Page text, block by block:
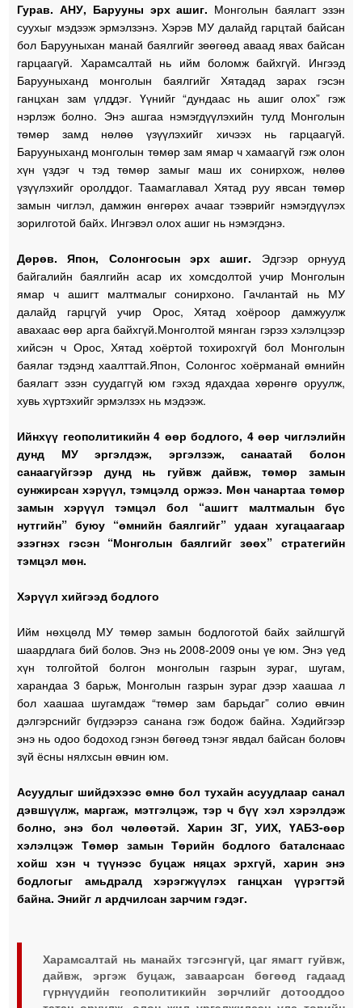
Гурав. АНУ, Барууны эрх ашиг. Монголын баялагт эзэн
суухыг мэдээж эрмэлзэнэ. Хэрэв МУ далайд гарцтай байсан
бол Барууныхан манай баялгийг зөөгөөд аваад явах байсан
гарцаагүй. Харамсалтай нь ийм боломж байхгүй. Ингээд
Барууныханд монголын баялгийг Хятадад зарах гэсэн
ганцхан зам үлддэг. Үүнийг “дундаас нь ашиг олох” гэж
нэрлэж болно. Энэ ашгаа нэмэгдүүлэхийн тулд Монголын
төмөр замд нөлөө үзүүлэхийг хичээх нь гарцаагүй.
Барууныханд монголын төмөр зам ямар ч хамаагүй гэж олон
хүн үздэг ч тэд төмөр замыг маш их сонирхож, нөлөө
үзүүлэхийг оролддог. Таамаглавал Хятад руу явсан төмөр
замын чиглэл, дамжин өнгөрөх ачааг тээврийг нэмэгдүүлэх
зорилготой байх. Ингэвэл олох ашиг нь нэмэгдэнэ.
Дөрөв. Япон, Солонгосын эрх ашиг. Эдгээр орнууд
байгалийн баялгийн асар их хомсдолтой учир Монголын
ямар ч ашигт малтмалыг сонирхоно. Гачлантай нь МУ
далайд гарцгүй учир Орос, Хятад хоёроор дамжуулж
авахаас өөр арга байхгүй.Монголтой мянган гэрээ хэлэлцээр
хийсэн ч Орос, Хятад хоёртой тохирохгүй бол Монголын
баялаг тэдэнд хаалттай.Япон, Солонгос хоёрманай өмнийн
баялагт эзэн суудаггүй юм гэхэд ядахдаа хөрөнгө оруулж,
хувь хүртэхийг эрмэлзэх нь мэдээж.
Ийнхүү геополитикийн 4 өөр бодлого, 4 өөр чиглэлийн
дунд МУ эргэлдэж, эргэлзэж, санаатай болон
санаагүйгээр дунд нь гуйвж дайвж, төмөр замын
сунжирсан хэрүүл, тэмцэлд оржээ. Мөн чанартаа төмөр
замын хэрүүл тэмцэл бол “ашигт малтмалын бүс
нутгийн” буюу “өмнийн баялгийг” удаан хугацаагаар
эзэгнэх гэсэн “Монголын баялгийг зөөх” стратегийн
тэмцэл мөн.
Хэрүүл хийгээд бодлого
Ийм нөхцөлд МУ төмөр замын бодлоготой байх зайлшгүй
шаардлага бий болов. Энэ нь 2008-2009 оны үе юм. Энэ үед
хүн толгойтой болгон монголын газрын зураг, шугам,
харандаа 3 барьж, Монголын газрын зураг дээр хаашаа л
бол хаашаа шугамдаж “төмөр зам барьдаг” солио өвчин
дэлгэрснийг бүгдээрээ санана гэж бодож байна. Хэдийгээр
энэ нь одоо бодоход гэнэн бөгөөд тэнэг явдал байсан боловч
зүй ёсны нялхсын өвчин юм.
Асуудлыг шийдэхээс өмнө бол тухайн асуудлаар санал
дэвшүүлж, маргаж, мэтгэлцэж, тэр ч бүү хэл хэрэлдэж
болно, энэ бол чөлөөтэй. Харин ЗГ, УИХ, ҮАБЗ-өөр
хэлэлцэж Төмөр замын Төрийн бодлого баталснаас
хойш хэн ч түүнээс буцаж няцах эрхгүй, харин энэ
бодлогыг амьдралд хэрэгжүүлэх ганцхан үүрэгтэй
байна. Энийг л ардчилсан зарчим гэдэг.
Харамсалтай нь манайх тэгсэнгүй, цаг ямагт гуйвж,
дайвж, эргэж буцаж, заваарсан бөгөөд гадаад
гүрнүүдийн геополитикийн зөрчлийг дотооддоо